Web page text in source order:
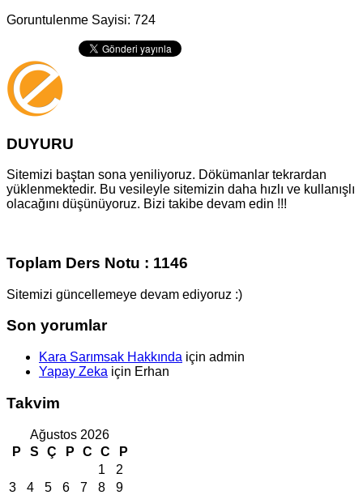
Goruntulenme Sayisi: 724
DUYURU
Sitemizi baştan sona yeniliyoruz. Dökümanlar tekrardan
yüklenmektedir. Bu vesileyle sitemizin daha hızlı ve kullanışlı
olacağını düşünüyoruz. Bizi takibe devam edin !!!
Toplam Ders Notu : 1146
Sitemizi güncellemeye devam ediyoruz :)
Son yorumlar
Kara Sarımsak Hakkında için admin
Yapay Zeka için Erhan
Takvim
Ağustos 2026
P
S Ç P C C
P
1
2
3
4 5 6 7 8
9